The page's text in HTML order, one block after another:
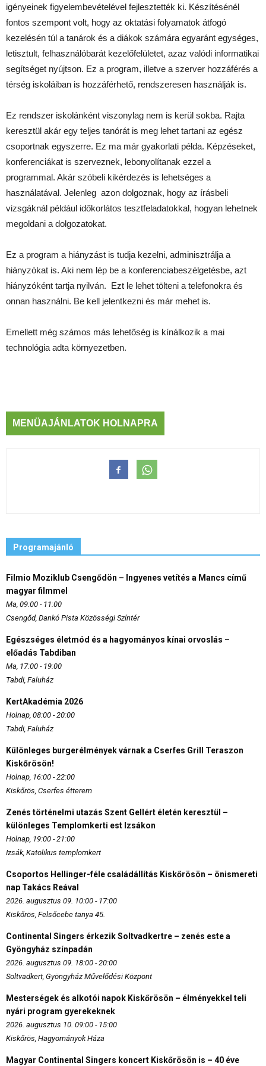
igényeinek figyelembevételével fejlesztették ki. Készítésénél
fontos szempont volt, hogy az oktatási folyamatok átfogó
kezelésén túl a tanárok és a diákok számára egyaránt egységes,
letisztult, felhasználóbarát kezelőfelületet, azaz valódi informatikai
segítséget nyújtson. Ez a program, illetve a szerver hozzáférés a
térség iskoláiban is hozzáférhető, rendszeresen használják is.
Ez rendszer iskolánként viszonylag nem is kerül sokba. Rajta
keresztül akár egy teljes tanórát is meg lehet tartani az egész
csoportnak egyszerre. Ez ma már gyakorlati példa. Képzéseket,
konferenciákat is szerveznek, lebonyolítanak ezzel a
programmal. Akár szóbeli kikérdezés is lehetséges a
használatával. Jelenleg azon dolgoznak, hogy az írásbeli
vizsgáknál például időkorlátos tesztfeladatokkal, hogyan lehetnek
megoldani a dolgozatokat.
Ez a program a hiányzást is tudja kezelni, adminisztrálja a
hiányzókat is. Aki nem lép be a konferenciabeszélgetésbe, azt
hiányzóként tartja nyilván. Ezt le lehet tölteni a telefonokra és
onnan használni. Be kell jelentkezni és már mehet is.
Emellett még számos más lehetőség is kínálkozik a mai
technológia adta környezetben.
MENÜAJÁNLATOK HOLNAPRA
Programajánló
Filmio Moziklub Csengődön – Ingyenes vetítés a Mancs című
magyar filmmel
Ma, 09:00 - 11:00
Csengőd, Dankó Pista Közösségi Színtér
Egészséges életmód és a hagyományos kínai orvoslás –
előadás Tabdiban
Ma, 17:00 - 19:00
Tabdi, Faluház
KertAkadémia 2026
Holnap, 08:00 - 20:00
Tabdi, Faluház
Különleges burgerélmények várnak a Cserfes Grill Teraszon
Kiskőrösön!
Holnap, 16:00 - 22:00
Kiskőrös, Cserfes étterem
Zenés történelmi utazás Szent Gellért életén keresztül –
különleges Templomkerti est Izsákon
Holnap, 19:00 - 21:00
Izsák, Katolikus templomkert
Csoportos Hellinger-féle családállítás Kiskőrösön – önismereti
nap Takács Reával
2026. augusztus 09. 10:00 - 17:00
Kiskőrös, Felsőcebe tanya 45.
Continental Singers érkezik Soltvadkertre – zenés este a
Gyöngyház színpadán
2026. augusztus 09. 18:00 - 20:00
Soltvadkert, Gyöngyház Művelődési Központ
Mesterségek és alkotói napok Kiskőrösön – élményekkel teli
nyári program gyerekeknek
2026. augusztus 10. 09:00 - 15:00
Kiskőrös, Hagyományok Háza
Magyar Continental Singers koncert Kiskőrösön is – 40 éve